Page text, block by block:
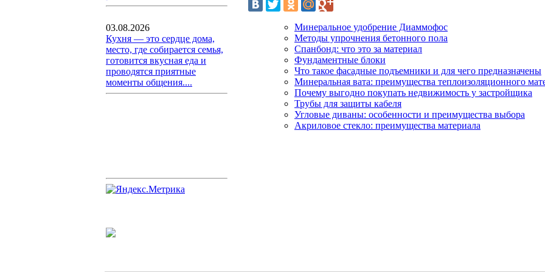
03.08.2026
Кухня — это сердце дома,
место, где собирается семья,
готовится вкусная еда и
проводятся приятные
моменты общения....
Минеральное удобрение Диаммофос
Методы упрочнения бетонного пола
Спанбонд: что это за материал
Фундаментные блоки
Что такое фасадные подъемники и для чего предназначены
Минеральная вата: преимущества теплоизоляционного
Почему выгодно покупать недвижимость у застройщика
Трубы для защиты кабеля
Угловые диваны: особенности и преимущества выбора
Акриловое стекло: преимущества материала